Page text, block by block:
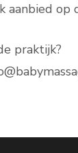
aanbied op
praktijk?